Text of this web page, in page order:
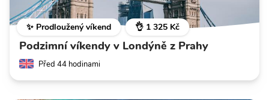
✨ Prodloužený víkend 👌 1 325 Kč
Podzimní víkendy v Londýně z Prahy
Před 44 hodinami